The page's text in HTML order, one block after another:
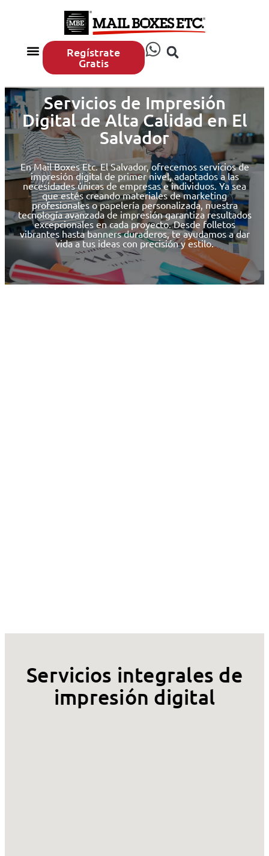
Regístrate
Gratis
Servicios de Impresión
Digital de Alta Calidad en El
Salvador
En Mail Boxes Etc. El Salvador, ofrecemos servicios de
impresión digital de primer nivel, adaptados a las
necesidades únicas de empresas e individuos. Ya sea
que estés creando materiales de marketing
profesionales o papelería personalizada, nuestra
tecnología avanzada de impresión garantiza resultados
excepcionales en cada proyecto. Desde folletos
vibrantes hasta banners duraderos, te ayudamos a dar
vida a tus ideas con precisión y estilo.
Servicios integrales de
impresión digital